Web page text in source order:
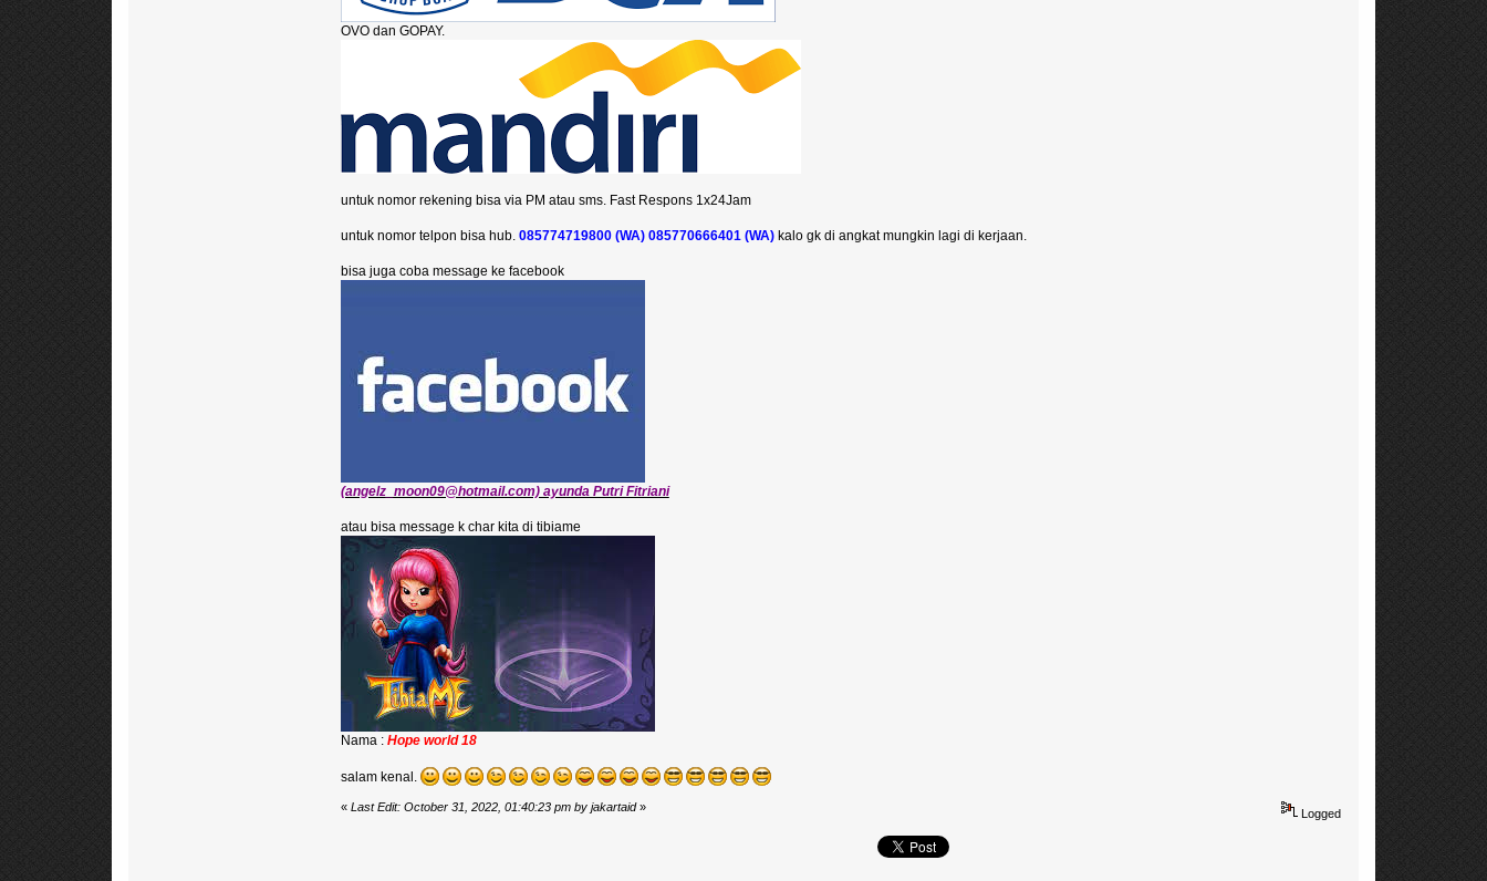
OVO dan GOPAY.
untuk nomor rekening bisa via PM atau sms. Fast Respons 1x24Jam
untuk nomor telpon bisa hub. 085774719800 (WA) 085770666401 (WA) kalo gk di angkat mungkin lagi di kerjaan.
bisa juga coba message ke facebook
(angelz_moon09@hotmail.com) ayunda Putri Fitriani
atau bisa message k char kita di tibiame
Nama : Hope world 18
salam kenal.
« Last Edit: October 31, 2022, 01:40:23 pm by jakartaid» Logged